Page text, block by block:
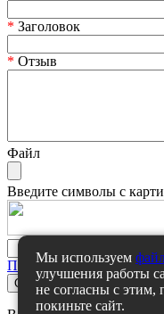
* Заголовок
* Отзыв
Файл
Введите символы с
Политика
Мы используем
улучшения работы
не согласны с этим,
покиньте сайт.